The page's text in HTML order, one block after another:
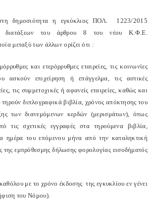
δημοσιότητα η εγκύκλιος ΠΟΛ. 1223/2015
διατάξεων του άρθρου 8 του νέου Κ.Φ.Ε.
μεταξύ των άλλων ορίζει ότι :
και ετερόρρυθμες εταιρείες, τις κοινωνίες
ασκούν επιχείρηση ή επάγγελμα, τις αστικές
τις συμμετοχικές ή αφανείς εταιρείες, καθώς και
τηρούν διπλογραφικά βιβλία, χρόνος απόκτησης του
των διανεμόμενων κερδών (μερισμάτων), όπως
τις σχετικές εγγραφές στα τηρούμενα βιβλία,
ημέρα του επόμενου μήνα από την καταληκτική
της εμπρόθεσμης δήλωσης φορολογίας εισοδήματός
με το χρόνο έκδοσης της εγκυκλίου εν γένει
του Νόμου).